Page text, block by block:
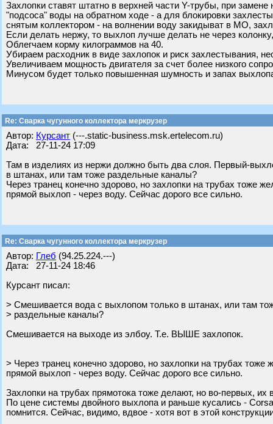
Захлопки ставят штатно в верхней части Y-трубы, при
"подсоса" воды на обратном ходе - а для блокировки
снятым коллектором - на волнении воду закидыват в МО,
Если делать нержу, то выхлоп лучше делать не через
Облегчаем корму килограммов на 40.
Убираем расходник в виде захлопок и риск захлестывания,
Увеличиваем мощность двигателя за счет более низкого
Минусом будет только повышенная шумность и запах
Re: Сварка чугунного коллектора меркрузер
Автор: Курсант (---.static-business.msk.ertelecom.ru)
Дата: 27-11-24 17:09
Там в изделиях из нержи должно быть два слоя. Первый-
в штанах, или там тоже раздельные каналы?
Через транец конечно здорово, но захлопки на трубах тоже
прямой выхлоп - через воду. Сейчас дорого все сильно.
Re: Сварка чугунного коллектора меркрузер
Автор: Глеб (94.25.224.---)
Дата: 27-11-24 18:46
Курсант писал:
> Смешивается вода с выхлопом только в штанах, или там
> раздельные каналы?
Смешивается на выходе из элбоу. Т.е. ВЫШЕ захлопок.
> Через транец конечно здорово, но захлопки на трубах
прямой выхлоп - через воду. Сейчас дорого все сильно.
Захлопки на трубах прямотока тоже делают, но во-первых,
По цене системы двойного выхлопа и раньше кусались -
помнится. Сейчас, видимо, вдвое - хотя вот в этой